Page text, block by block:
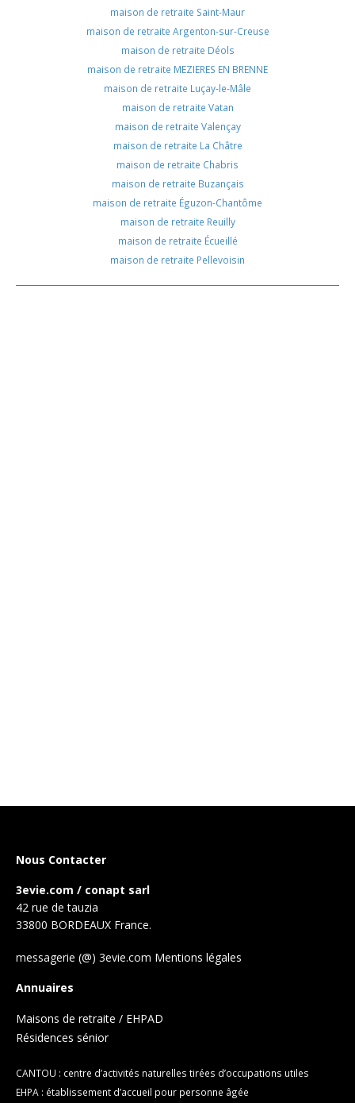
maison de retraite Saint-Maur
maison de retraite Argenton-sur-Creuse
maison de retraite Déols
maison de retraite MEZIERES EN BRENNE
maison de retraite Luçay-le-Mâle
maison de retraite Vatan
maison de retraite Valençay
maison de retraite La Châtre
maison de retraite Chabris
maison de retraite Buzançais
maison de retraite Éguzon-Chantôme
maison de retraite Reuilly
maison de retraite Écueillé
maison de retraite Pellevoisin
Nous Contacter
3evie.com / conapt sarl
42 rue de tauzia
33800 BORDEAUX France.
messagerie (@) 3evie.com Mentions légales
Annuaires
Maisons de retraite / EHPAD
Résidences sénior
CANTOU : centre d’activités naturelles tirées d’occupations utiles
EHPA : établissement d’accueil pour personne âgée